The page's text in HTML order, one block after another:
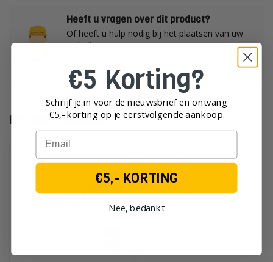
Heeft u vragen over dit product?
Of heeft u hulp nodig bij het plaatsen van uw
order?
Recent bekeken
€5 Korting?
Schrijf je in voor de nieuwsbrief en ontvang
€5,- korting op je eerstvolgende aankoop.
Email
€5,- KORTING
Nee, bedankt